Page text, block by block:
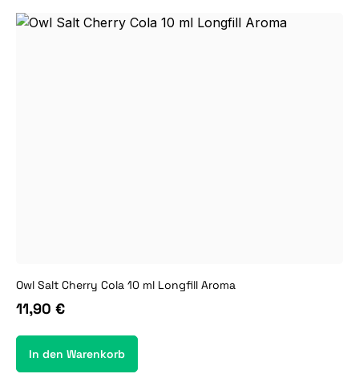
Owl Salt Cherry Cola 10 ml Longfill Aroma
11,90 €
In den Warenkorb